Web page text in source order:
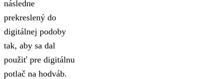
následne
prekreslený do
digitálnej podoby
tak, aby sa dal
použiť pre digitálnu
potlač na hodváb.